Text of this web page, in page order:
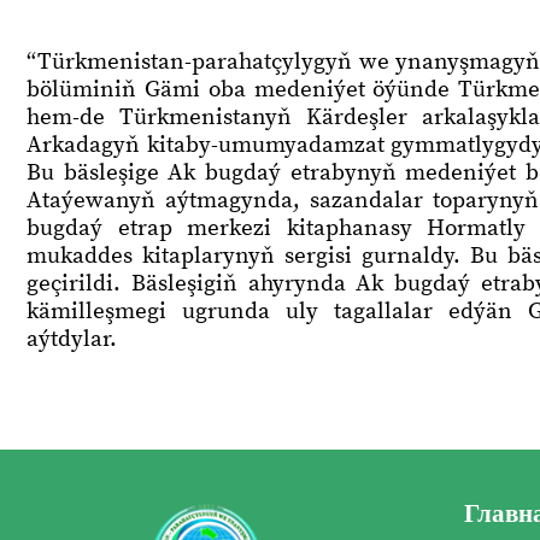
“Türkmenistan-parahatçylygyň we
bölüminiň Gämi oba medeniýet öýünde
hem-de Türkmenistanyň Kärdeşler
Arkadagyň kitaby-umumyadamzat
Bu bäsleşige Ak bugdaý etrabynyň
Ataýewanyň aýtmagynda, sazandalar
bugdaý etrap merkezi kitaphanasy
mukaddes kitaplarynyň sergisi gurnaldy. Bu
geçirildi. Bäsleşigiň ahyrynda Ak bugdaý
kämilleşmegi ugrunda uly tagallalar edýän
aýtdylar.